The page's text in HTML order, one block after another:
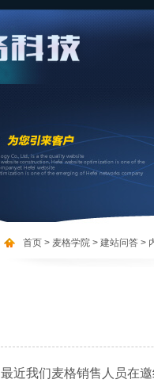
首页 > 麦格学院 > 建站问答 >
最近我们麦格销售人员在